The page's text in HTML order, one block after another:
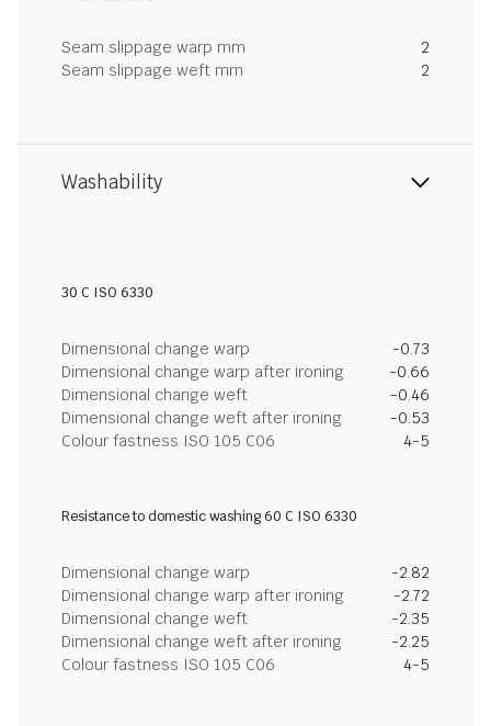
Seam slippage warp mm
2
Seam slippage weft mm
2
Washability
30 C ISO 6330
Dimensional change warp
-0.73
Dimensional change warp after ironing
-0.66
Dimensional change weft
-0.46
Dimensional change weft after ironing
-0.53
Colour fastness ISO 105 C06
4-5
Resistance to domestic washing 60 C ISO 6330
Dimensional change warp
-2.82
Dimensional change warp after ironing
-2.72
Dimensional change weft
-2.35
Dimensional change weft after ironing
-2.25
Colour fastness ISO 105 C06
4-5